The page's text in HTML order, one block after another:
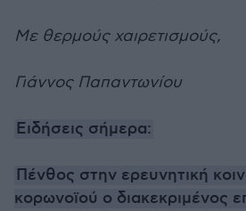
Με θερμούς χαιρετισμούς,
Γιάννος Παπαντωνίου
Ειδήσεις σήμερα:
Πένθος στην ερευνητική
κορωνοϊού ο διακεκριμένος